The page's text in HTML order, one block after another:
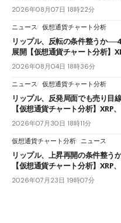
2026年08月07日 18時22分
ニュース 仮想通貨チャート分析
リップル、反転の条件整うか
展開【仮想通貨チャート分析】
2026年08月04日 18時36分
ニュース 仮想通貨チャート分析
リップル、反発局面でも売り目
【仮想通貨チャート分析】XRP
2026年07月30日 18時11分
仮想通貨チャート分析 ニュース
リップル、上昇再開の条件整う
【仮想通貨チャート分析】XRP
2026年07月23日 19時07分